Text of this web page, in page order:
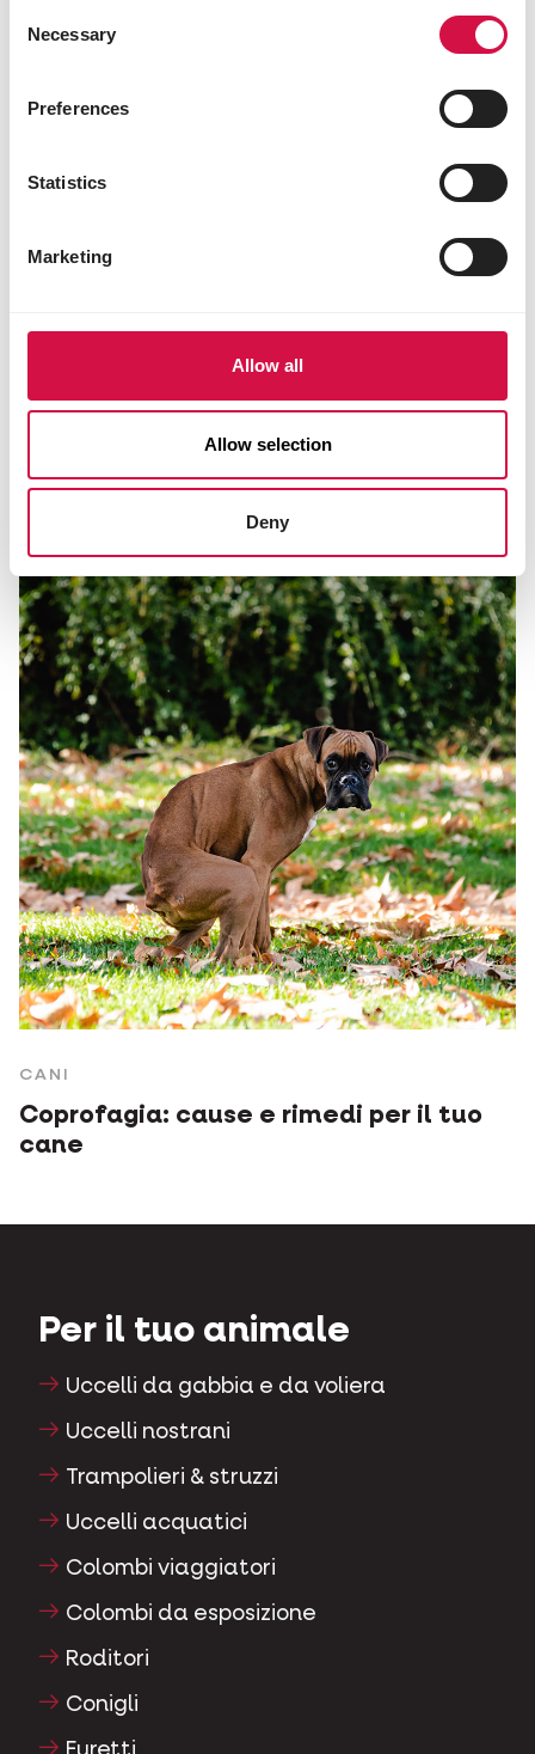
Selection
Necessary
Preferences
Statistics
Marketing
Allow all
Allow selection
Deny
Condividi prodotto
Condividi su
Condividi
CANI
Coprofagia: cause e rimedi per il tuo
cane
Per il tuo animale
Uccelli da gabbia e da voliera
Uccelli nostrani
Trampolieri & struzzi
Uccelli acquatici
Colombi viaggiatori
Colombi da esposizione
Roditori
Conigli